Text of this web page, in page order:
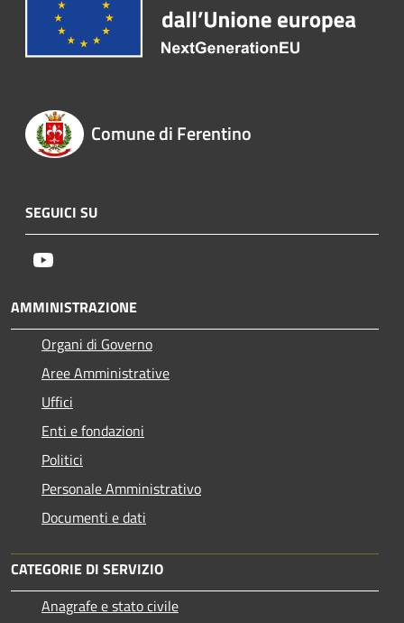
Comune di Ferentino
SEGUICI SU
AMMINISTRAZIONE
Organi di Governo
Aree Amministrative
Uffici
Enti e fondazioni
Politici
Personale Amministrativo
Documenti e dati
CATEGORIE DI SERVIZIO
Anagrafe e stato civile